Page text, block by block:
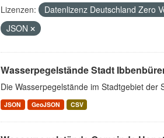
Lizenzen: Datenlizenz Deutschland Zero
JSON
Wasserpegelstände Stadt
Die Wasserpegelstände im Stadtgebiet der
JSON GeoJSON CSV